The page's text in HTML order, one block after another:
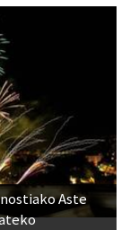
Aste